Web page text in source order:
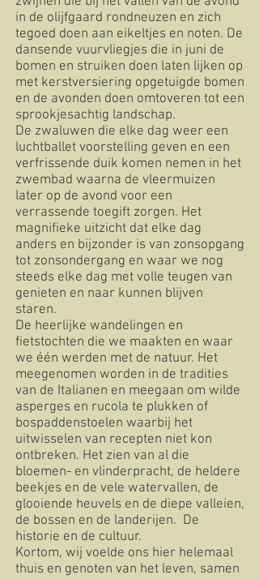
in de olijfgaard rondneuzen en zich
tegoed doen aan eikeltjes en noten. De
dansende vuurvliegjes die in juni de
bomen en struiken doen laten lijken op
met kerstversiering opgetuigde bomen
en de avonden doen omtoveren tot een
sprookjesachtig landschap.
De zwaluwen die elke dag weer een
luchtballet voorstelling geven en een
verfrissende duik komen nemen in het
zwembad waarna de vleermuizen
later op de avond voor een
verrassende toegift zorgen. Het
magnifieke uitzicht dat elke dag
anders en bijzonder is van zonsopgang
tot zonsondergang en waar we nog
steeds elke dag met volle teugen van
genieten en naar kunnen blijven
staren.
De heerlijke wandelingen en
fietstochten die we maakten en waar
we één werden met de natuur. Het
meegenomen worden in de tradities
van de Italianen en meegaan om wilde
asperges en rucola te plukken of
bospaddenstoelen waarbij het
uitwisselen van recepten niet kon
ontbreken. Het zien van al die
bloemen- en vlinderpracht, de heldere
beekjes en de vele watervallen, de
glooiende heuvels en de diepe valleien,
de bossen en de landerijen. De
historie en de cultuur.
Kortom, wij voelde ons hier helemaal
thuis en genoten van het leven, samen